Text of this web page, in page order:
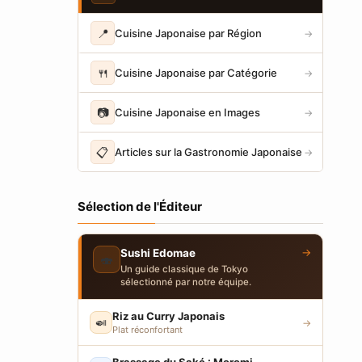
📍 Cuisine Japonaise par Région →
🍴 Cuisine Japonaise par Catégorie →
📷 Cuisine Japonaise en Images →
📋 Articles sur la Gastronomie Japonaise →
Sélection de l'Éditeur
🍣 Sushi Edomae
Un guide classique de Tokyo
sélectionné par notre équipe.
→
🍛 Riz au Curry Japonais
Plat réconfortant
→